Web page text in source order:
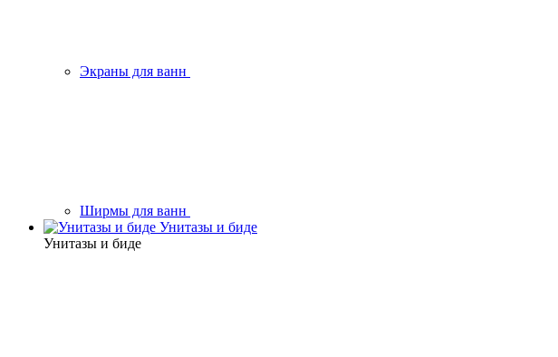
Экраны для ванн
Ширмы для ванн
Унитазы и биде
Унитазы и биде